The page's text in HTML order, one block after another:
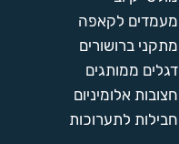
מעמדים לקאפה
מתקני ברושורים
דגלים ממותגים
חצובות אלומיניום
חבילות לתערוכות